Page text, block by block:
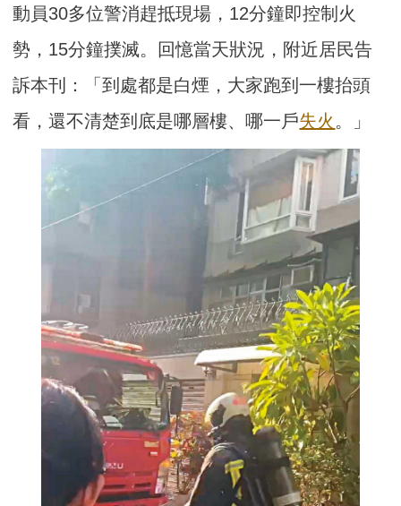
動員30多位警消趕抵現場，12分鐘即控制火
勢，15分鐘撲滅。回憶當天狀況，附近居民告
訴本刊：「到處都是白煙，大家跑到一樓抬頭
看，還不清楚到底是哪層樓、哪一戶失火 。」